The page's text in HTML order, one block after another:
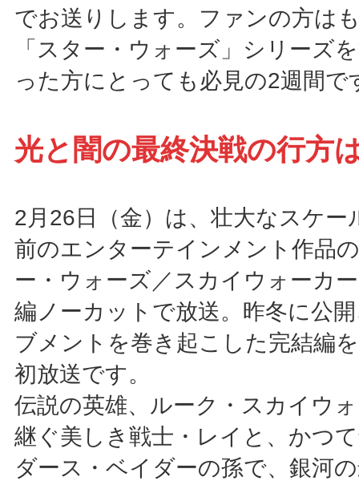
でお送りします。ファンの方は
「スター・ウォーズ」シリーズ
った方にとっても必見の2週間で
光と闇の最終決戦の行方
2月26日（金）は、壮大なスケー
前のエンターテインメント作品
ー・ウォーズ／スカイウォーカ
編ノーカットで放送。昨冬に公
ブメントを巻き起こした完結編
初放送です。
伝説の英雄、ルーク・スカイウ
継ぐ美しき戦士・レイと、かつ
ダース・ベイダーの孫で、銀河